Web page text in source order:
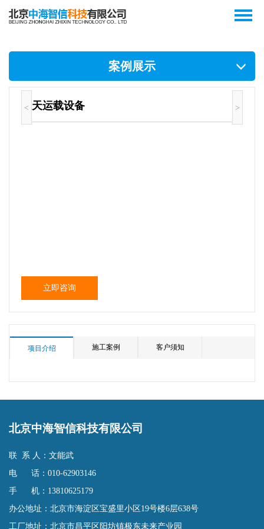
案例展示
< >
航天运载设备
立即咨询
项目介绍 施工案例 客户须知
北京中海智信科技有限公司
联 系 人：文能武
电 话：010-62903146
手 机：13810625179
办公地址：北京市海淀区宝盛里小区19号楼6层638号
工厂地址：北京市昌平区阳坊镇极东未来产业园